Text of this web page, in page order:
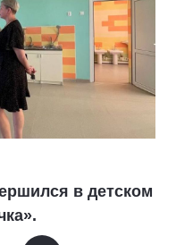
в детском